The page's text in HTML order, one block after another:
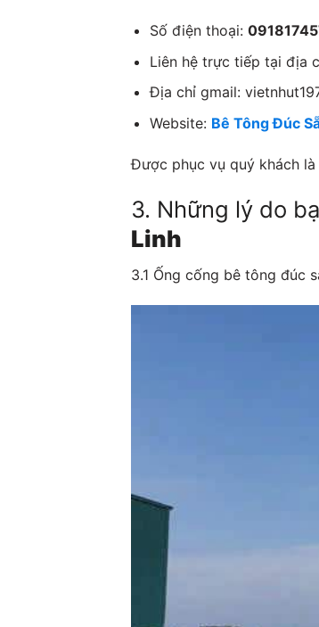
Số điện thoại:
Liên hệ trực tiếp tại địa
Địa chỉ gmail:
Website: Bê Tông Đúc
Được phục vụ quý khách
3. Những lý do
Linh
3.1 Ống cống bê tông đúc